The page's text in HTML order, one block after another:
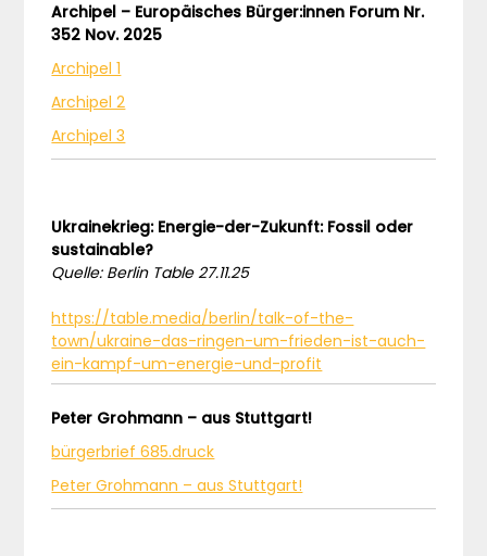
Archipel – Europäisches Bürger:innen Forum Nr.
352 Nov. 2025
Archipel 1
Archipel 2
Archipel 3
Ukrainekrieg: Energie-der-Zukunft: Fossil oder
sustainable?
Quelle: Berlin Table 27.11.25
https://table.media/berlin/talk-of-the-
town/ukraine-das-ringen-um-frieden-ist-auch-
ein-kampf-um-energie-und-profit
Peter Grohmann – aus Stuttgart!
bürgerbrief 685.druck
Peter Grohmann – aus Stuttgart!